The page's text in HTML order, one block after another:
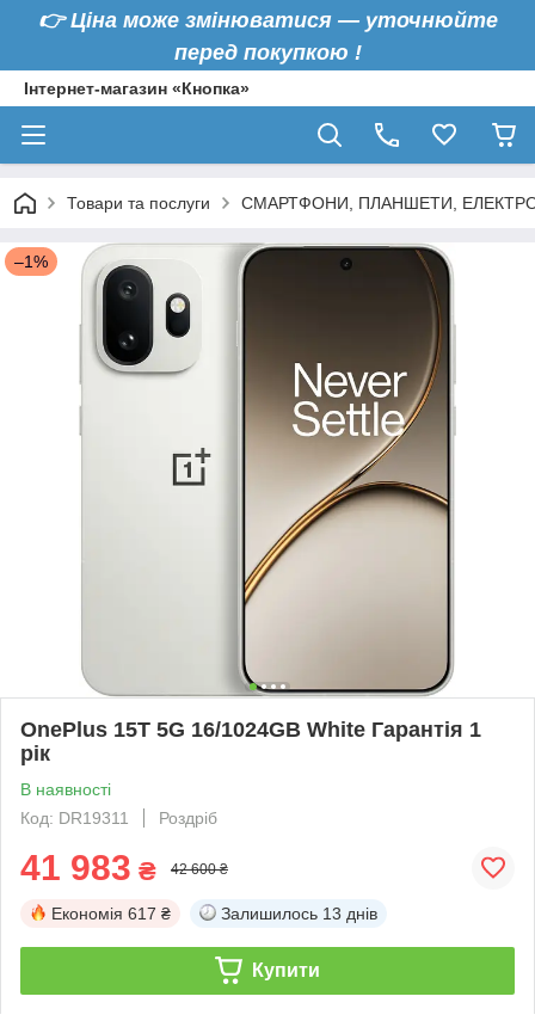
👉Ціна може змінюватися — уточнюйте
перед покупкою !
Інтернет-магазин «Кнопка»
Товари та послуги СМАРТФОНИ, ПЛАНШЕТИ,
–1%
OnePlus 15T 5G 16/1024GB White Гарантія 1
рік
В наявності
Код: DR19311
Роздріб
41 983 ₴ 42 600 ₴
Економія 617 ₴ Залишилось 13 днів
Купити